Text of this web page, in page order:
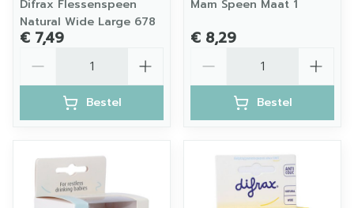
Difrax Flessenspeen
Natural Wide Large 678
€ 7,49
Bestel
Mam Speen Maat 1
€ 8,29
Bestel